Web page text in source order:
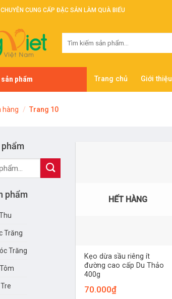
CUNG CẤP ĐẶC SẢN LÀM QUÀ BIẾU
phẩm Trang chủ Giới thiệu
hàng / Trang 10
phẩm
Trăng
Trăng
HẾT HÀNG
Kẹo dừa sầu riêng ít
đường cao cấp Du Thảo
400g
70.000₫